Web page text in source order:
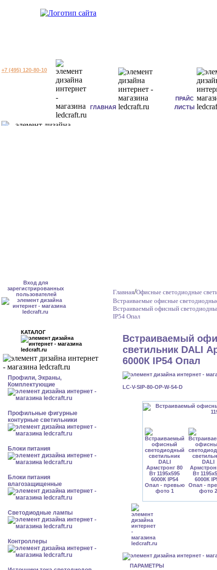
+7 (495) 120-80-10
ГЛАВНАЯ
ПРАЙС
ЛИСТЫ
Вход для
зарегистрированных
пользователей
КАТАЛОГ
Профили, Экраны,
Комплектующие
Профильные фигурные
контурные светильники
Блоки питания
Блоки питания
влагозащищенные
Светодиодные лампы
Контроллеры
Главная/Офисные светодиодные
Встраиваемые офисные
Встраиваемый офисный
IP54 Опал
Встраиваемый
светильник DALI
6000К IP54 Опал
LC-V-SIP-80-OP-W-54-D
ПАРАМЕТРЫ